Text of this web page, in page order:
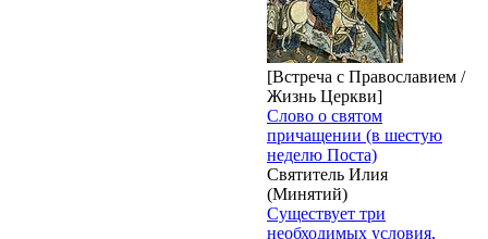
[Встреча с Православием /
Жизнь Церкви]
Слово о святом
причащении (в шестую
неделю Поста)
Святитель Илия
(Минятий)
Существует три
необходимых условия,